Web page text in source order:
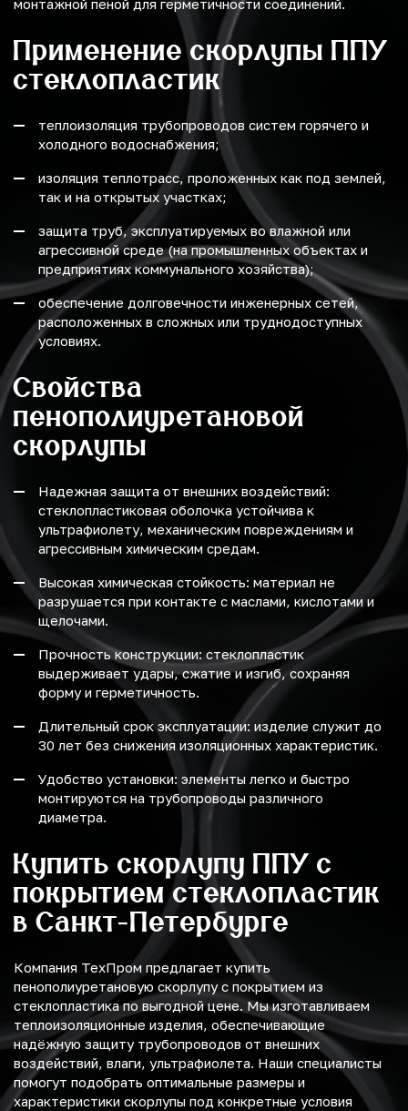
монтажной пеной для герметичности соединений.
Применение скорлупы ППУ
стеклопластик
теплоизоляция трубопроводов систем горячего и
холодного водоснабжения;
изоляция теплотрасс, проложенных как под землей,
так и на открытых участках;
защита труб, эксплуатируемых во влажной или
агрессивной среде (на промышленных объектах и
предприятиях коммунального хозяйства);
обеспечение долговечности инженерных сетей,
расположенных в сложных или труднодоступных
условиях.
Свойства
пенополиуретановой
скорлупы
Надежная защита от внешних воздействий:
стеклопластиковая оболочка устойчива к
ультрафиолету, механическим повреждениям и
агрессивным химическим средам.
Высокая химическая стойкость: материал не
разрушается при контакте с маслами, кислотами и
щелочами.
Прочность конструкции: стеклопластик
выдерживает удары, сжатие и изгиб, сохраняя
форму и герметичность.
Длительный срок эксплуатации: изделие служит до
30 лет без снижения изоляционных характеристик.
Удобство установки: элементы легко и быстро
монтируются на трубопроводы различного
диаметра.
Купить скорлупу ППУ с
покрытием стеклопластик
в Санкт-Петербурге
Компания ТехПром предлагает купить
пенополиуретановую скорлупу с покрытием из
стеклопластика по выгодной цене. Мы изготавливаем
теплоизоляционные изделия, обеспечивающие
надёжную защиту трубопроводов от внешних
воздействий, влаги, ультрафиолета. Наши специалисты
помогут подобрать оптимальные размеры и
характеристики скорлупы под конкретные условия